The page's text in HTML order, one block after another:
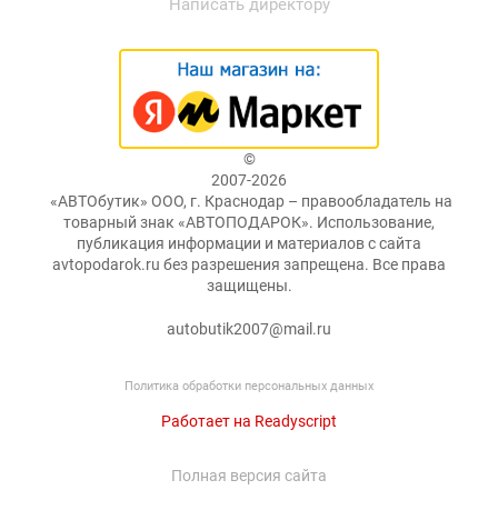
Написать директору
©
2007-2026
«АВТОбутик» ООО, г. Краснодар – правообладатель на
товарный знак «АВТОПОДАРОК». Использование,
публикация информации и материалов с сайта
avtopodarok.ru без разрешения запрещена. Все права
защищены.
autobutik2007@mail.ru
Политика обработки персональных данных
Работает на Readyscript
Полная версия сайта